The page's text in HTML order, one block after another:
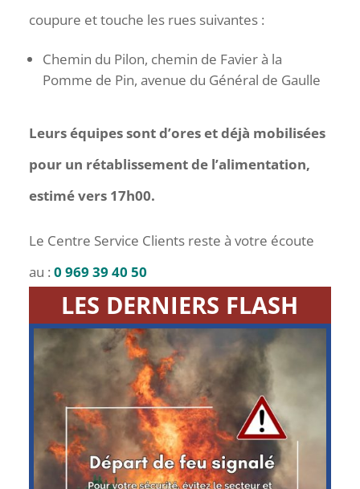
coupure et touche les rues suivantes :
Chemin du Pilon, chemin de Favier à la
Pomme de Pin, avenue du Général de Gaulle
Leurs équipes sont d’ores et déjà mobilisées
pour un rétablissement de l’alimentation,
estimé vers 17h00.
Le Centre Service Clients reste à votre écoute
au : 0 969 39 40 50
LES DERNIERS FLASH